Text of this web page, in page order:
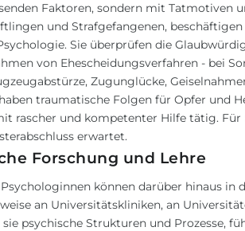
Faktoren, sondern mit Tatmotiven
und Strafgefangenen,
Sie überprüfen die
von Ehescheidungsverfahren - bei
Zugunglücke,
traumatische Folgen für Opfer und
rascher und kompetenter Hilfe tätig.
erwartet.
Forschung und Lehre
können darüber hinaus in
an Universitätskliniken, an
psychische Strukturen und Prozesse,